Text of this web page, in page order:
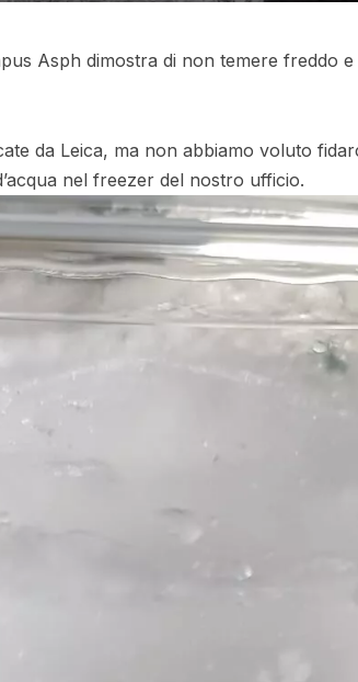
Asph dimostra di non temere freddo
da Leica, ma non abbiamo voluto
nel freezer del nostro ufficio.